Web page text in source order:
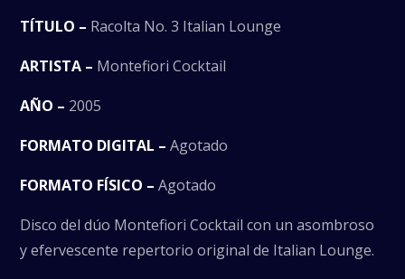
TÍTULO – Racolta No. 3 Italian Lounge
ARTISTA – Montefiori Cocktail
AÑO – 2005
FORMATO DIGITAL – Agotado
FORMATO FÍSICO – Agotado
Disco del dúo Montefiori Cocktail con un asombroso
y efervescente repertorio original de Italian Lounge.